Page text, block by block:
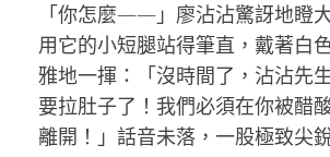
「你怎麼——」廖沾沾驚訝地瞪大
用它的小短腿站得筆直，戴著白
雅地一揮：「沒時間了，沾沾先
要拉肚子了！我們必須在你被醋
離開！」話音未落，一股極致尖